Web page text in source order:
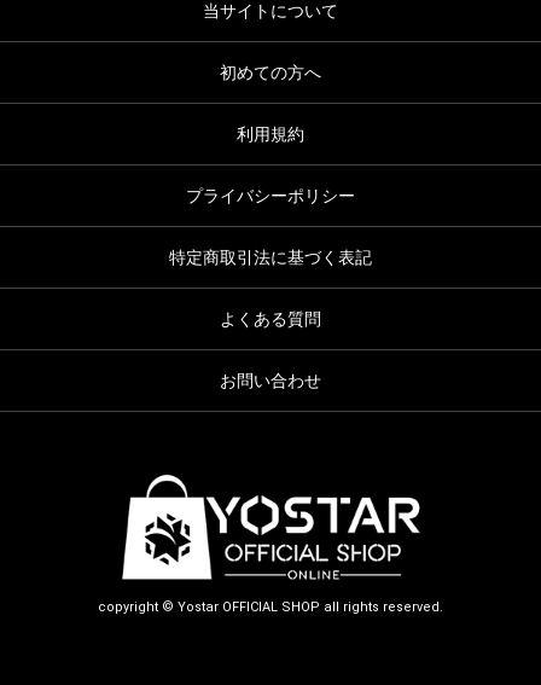
当サイトについて
初めての方へ
利用規約
プライバシーポリシー
特定商取引法に基づく表記
よくある質問
お問い合わせ
copyright © Yostar OFFICIAL SHOP all rights reserved.